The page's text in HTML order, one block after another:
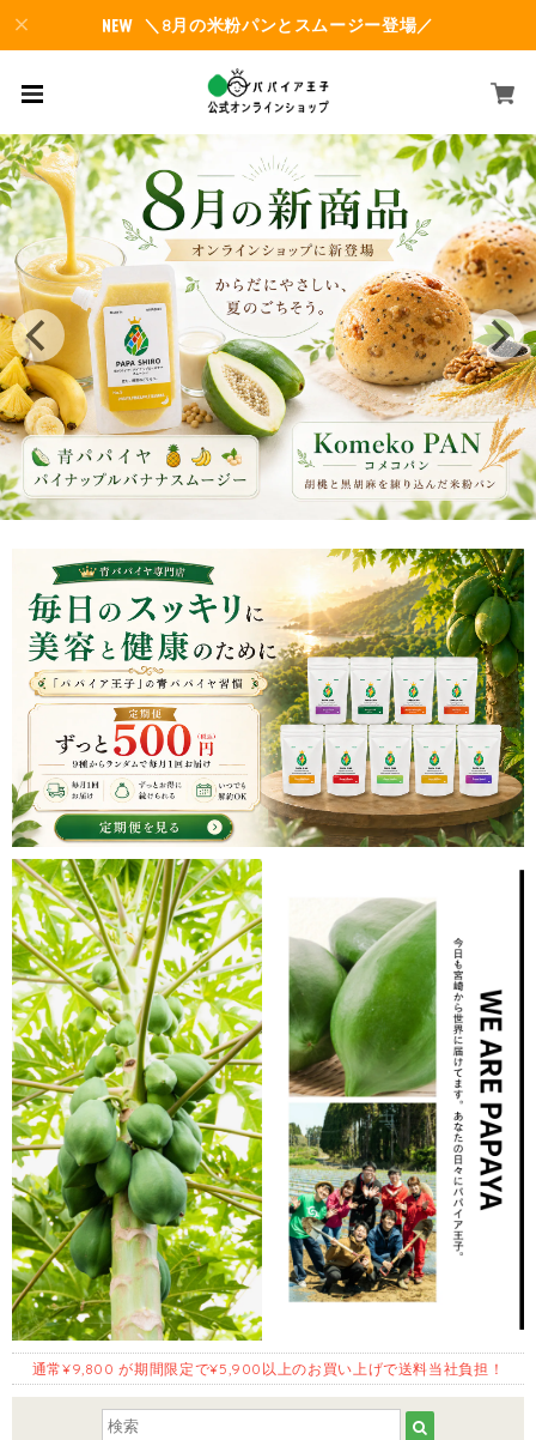
＼8月の米粉パンとスムージー登場／
通常¥9,800 が期間限定で¥5,900以上のお買い上げで送料当社負担！